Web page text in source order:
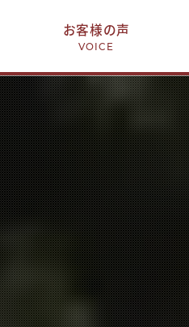
お客様の声
VOICE